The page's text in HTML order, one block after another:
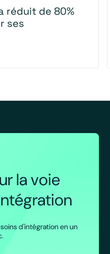
réduit de 80%
ses
la voie
d'intégration en un